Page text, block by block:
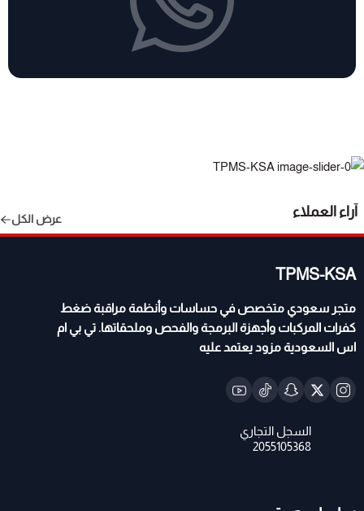
آراء العملاء عرض الكل
TPMS-KSA
متجر سعودي متخصص في حساسات وأنظمة مراقبة ضغط
كفرات المركبات وأجهزة البرمجة والفحص وملحقاتها. تي بي ام
اس السعودية مزود يعتمد عليه